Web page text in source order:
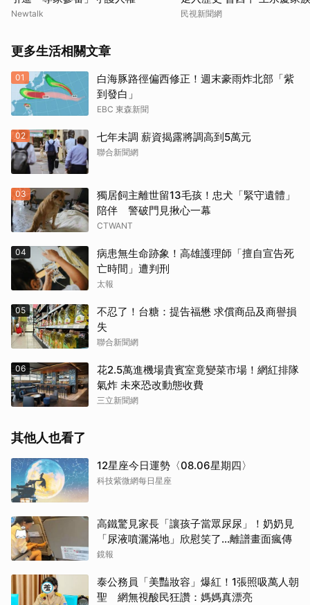
Newtalk
害
民視新聞網
更多生活相關文章
01
白海豚路徑偏西修正！週末豪雨炸北部「紫
到發白」
EBC 東森新聞
02 七年未調 薪資揭露將調高到5萬元
聯合新聞網
03
獨居飼主離世留13毛孩！忠犬「緊守遺體」
陪伴 警破門見揪心一幕
CTWANT
04
病患無生命跡象！高雄護理師「擅自宣告死
亡時間」遭判刑
太報
05
不忍了！台糖：提告福懋 求償商品及商譽損
失
聯合新聞網
06
花2.5萬進機場貴賓室竟變菜市場！網紅排隊
氣炸 未來恐改動態收費
三立新聞網
其他人也看了
12星座今日運勢〈08.06星期四〉
科技紫微網每日星座
高鐵驚見家長「讓孩子當眾尿尿」！奶奶見
「尿液噴灑滿地」欣慰笑了…離譜畫面瘋傳
鏡報
泰公務員「美豔妝容」爆紅！1張照吸萬人朝
聖 網無視酸民狂讚：媽媽真漂亮